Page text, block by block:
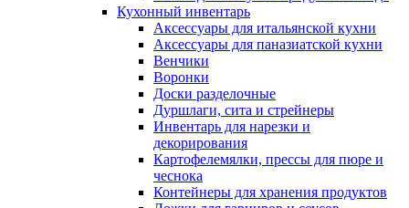
Кухонный инвентарь
Аксессуары для итальянской кухни
Аксессуары для паназиатской кухни
Венчики
Воронки
Доски разделочные
Дуршлаги, сита и стрейнеры
Инвентарь для нарезки и
декорирования
Картофелемялки, прессы для пюре и
чеснока
Контейнеры для хранения продуктов